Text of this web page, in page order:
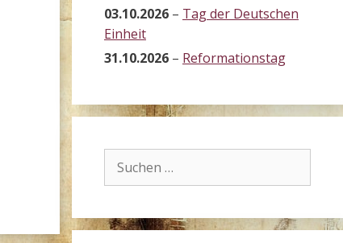
03.10.2026 – Tag der Deutschen
Einheit
31.10.2026 – Reformationstag
nach: